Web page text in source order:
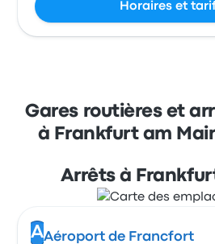
Horaires et
Gares routières et
à Frankfurt am
Arrêts à
AAéroport de Francfort